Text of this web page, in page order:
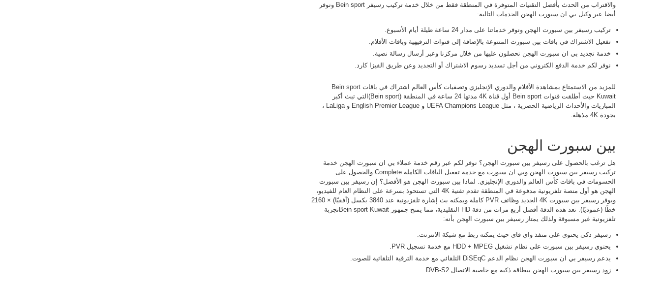
والاقتراب من الحدث بأفضل التقنيات المتوفرة في المنطقة فقط من خلال خدمة تركيب رسيفر Bein sport ونوفر
أيضا عبر وكيل بي ان سبورت الهجن الخدمات التالية:
تركيب رسيفر بين سبورت الهجن ونوفر خدماتنا على مدار 24 ساعة طيلة أيام الأسبوع.
تفعيل الاشتراك في باقات بين سبورت المتنوعة بالإضافة إلى قنوات الترفيهية وباقات الأفلام.
خدمة تجديد بي ان سبورت الهجن تحصلون عليها من خلال مركزنا وعبر أرسال رسالة نصية.
نوفر لكم خدمة الدفع الكتروني من أجل تسديد رسوم الاشتراك أو التجديد وعن طريق الفيزا كارد.
للمزيد من الاستمتاع بمشاهدة الأفلام والدوري الإنجليزي وتصفيات كأس العالم اشتراك في باقات Bein sport
Kuwait حيث أطلقت قنوات
Bein
sport أول قناة 4K مدتها 24 ساعة في المنطقة (Bein sport)التي تبث أكبر
المباريات والأحداث الرياضية الحصرية ، مثل UEFA Champions League و English Premier League و LaLiga ،
بجودة 4K مذهلة.
بين سبورت الهجن
هل ترغب بالحصول على رسيفر بين سبورت الهجن؟ نوفر لكم عبر رقم خدمة عملاء بي ان سبورت الهجن خدمة
تركيب رسيفر بين سبورت الهجن وبي ان سبورت مع خدمة تفعيل الباقات الكاملة Complete والحصول على
الحسومات في باقات كأس العالم والدوري الإنجليزي. لماذا بين سبورت الهجن هو الأفضل؟ إن رسيفر بين سبورت
الهجن هو أول منصة تلفزيونية مدفوعة في المنطقة تقدم تقنية 4K التي تستحوذ بسرعة على النظام العام للفيديو،
ويوفر رسيفر بين سبورت 4K الجديد وظائف PVR كاملة ويمكنه بث إشارة تلفزيونية عند 3840 بكسل (أفقيًا) × 2160
خطًا (عموديًا). تعد هذه الدقة أفضل أربع مرات من دقة HD التقليدية، مما يمنح جمهور Bein sport Kuwaitتجربة
تلفزيونية غير مسبوقة ولذلك يمتاز رسيفر بين سبورت الهجن بأنه:
رسيفر ذكي يحتوي على منفذ واي فاي حيث يمكنه ربط مع شبكة الانترنت.
يحتوي رسيفر بين سبورت على نظام تشغيل HDD + MPEG مع خدمة تسجيل PVR.
يدعم رسيفر بي ان سبورت الهجن نظام الدعم DiSEqC التلقائي مع خدمة الترقية التلقائية للصوت.
زود رسيفر بين سبورت الهجن ببطاقة ذكية مع خاصية الاتصال DVB-S2